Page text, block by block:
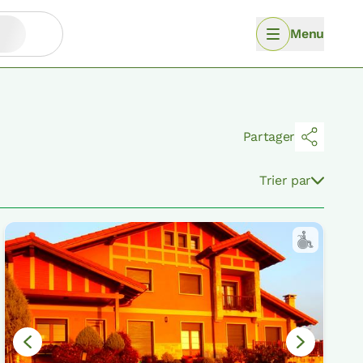
Menu
Partager
Trier par